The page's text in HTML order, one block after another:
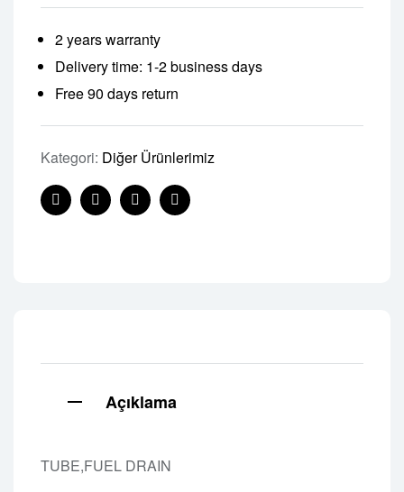
2 years warranty
Delivery time: 1-2 business days
Free 90 days return
Kategori: Diğer Ürünlerimiz
FacebookTwitterLinkedinPinterest
Açıklama
TUBE,FUEL DRAIN